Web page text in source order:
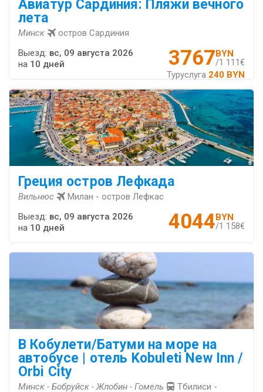
Авиатур Сардиния: Пляжи вечного
лета
Минск остров Сардиния
3767BYN
/1 111€
Туруслуга 240 BYN
Выезд: вс, 09 августа 2026
на 10 дней
Греция остров Лефкада
Вильнюс Милан - остров Лефкас
4044BYN
/1 158€
Выезд: вс, 09 августа 2026
на 10 дней
В Кобулети/Батуми на море на
автобусе | отель Kobuleti New Inn /
Orbi City
Минск - Бобруйск - Жлобин - Гомель Тбилиси -